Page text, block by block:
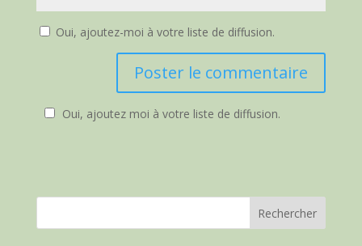
Oui, ajoutez-moi à votre liste de diffusion.
Oui, ajoutez moi à votre liste de diffusion.